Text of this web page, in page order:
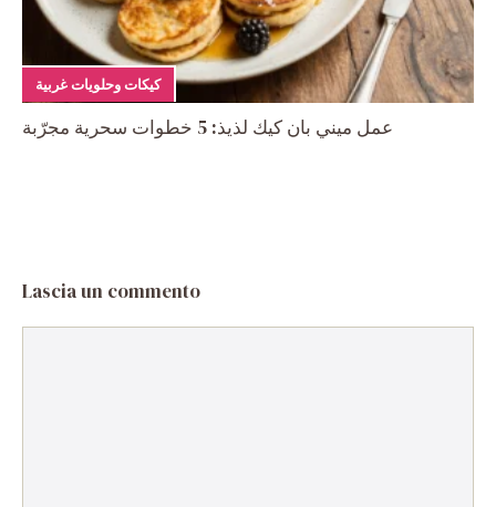
كيكات وحلويات غربية
عمل ميني بان كيك لذيذ: 5 خطوات سحرية مجرّبة
Lascia un commento